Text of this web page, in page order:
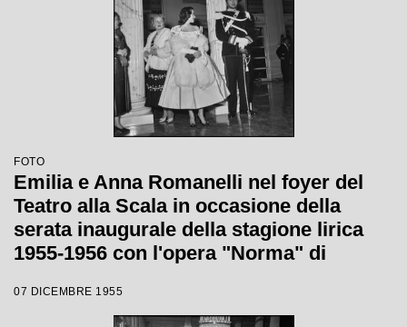
FOTO
Emilia e Anna Romanelli nel foyer del
Teatro alla Scala in occasione della
serata inaugurale della stagione lirica
1955-1956 con l'opera "Norma" di
Votto, con la regia di Margherita
07 DICEMBRE 1955